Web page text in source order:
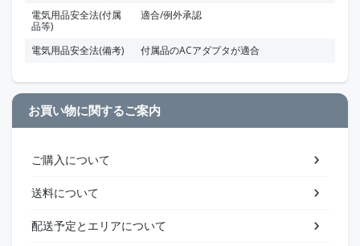
電気用品安全法(付属
品等)
適合/例外承認
電気用品安全法(備考) 付属品のACアダプタが適合
お買い物に関するご案内
ご購入について
送料について
配送予定とエリアについて